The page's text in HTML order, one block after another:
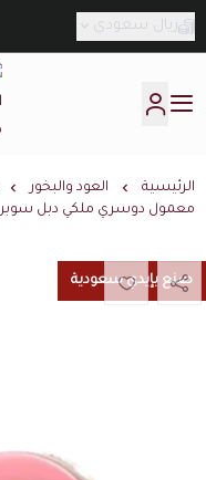
ريال سعودي
الرئيسية العود والبخور
معمول دوسري ملكي دبل سوبر
صنع بإيدي سعودية